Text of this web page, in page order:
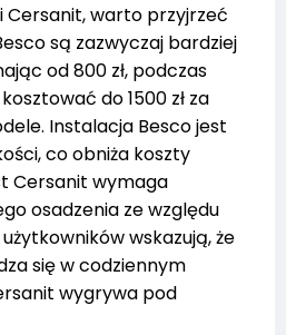
Cersanit, warto przyjrzeć
są zazwyczaj bardziej
od 800 zł, podczas
do 1500 zł za
Instalacja Besco jest
co obniża koszty
Cersanit wymaga
osadzenia ze względu
wskazują, że
się w codziennym
wygrywa pod